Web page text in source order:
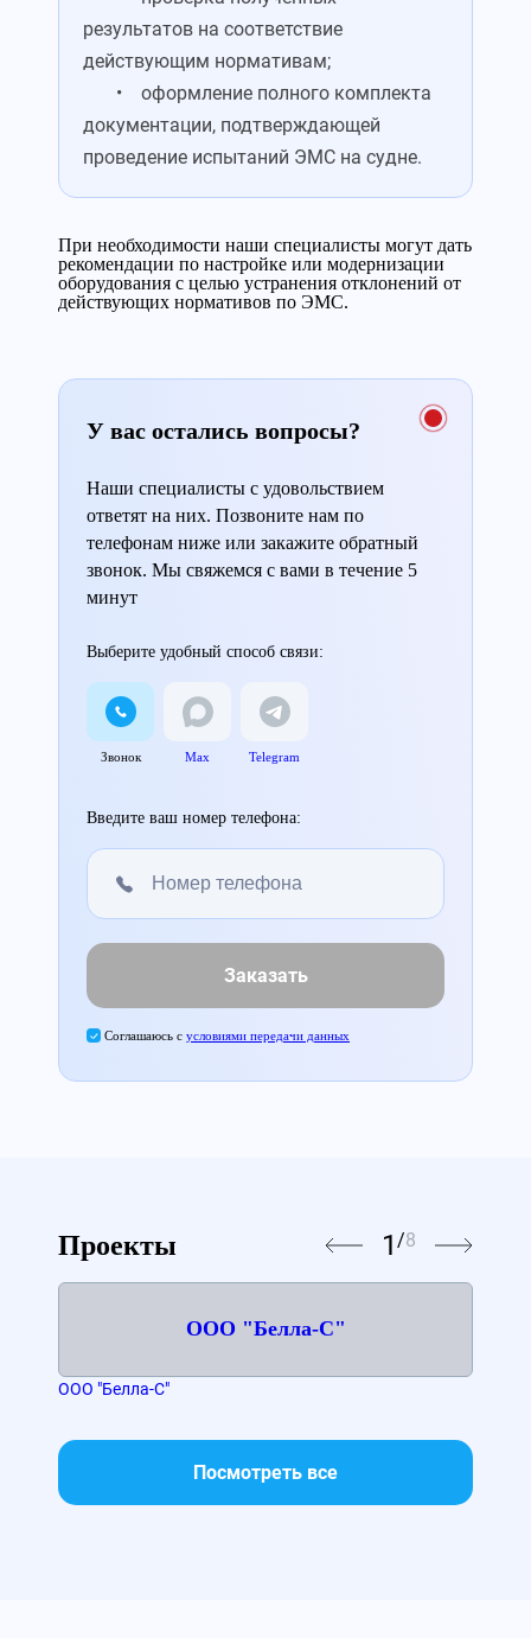
результатов на соответствие
действующим нормативам;
• оформление полного комплекта
документации, подтверждающей
проведение испытаний ЭМС на судне.
При необходимости наши специалисты могут дать
рекомендации по настройке или модернизации
оборудования с целью устранения отклонений от
действующих нормативов по ЭМС.
У вас остались вопросы?
Наши специалисты с удовольствием
ответят на них. Позвоните нам по
телефонам ниже или закажите обратный
звонок. Мы свяжемся с вами в течение 5
минут
Выберите удобный способ связи:
Звонок Max Telegram
Введите ваш номер телефона:
Заказать
Соглашаюсь с условиями передачи данных
Проекты 1 /8
ООО "Белла-С"
ООО "Белла-С"
Посмотреть все